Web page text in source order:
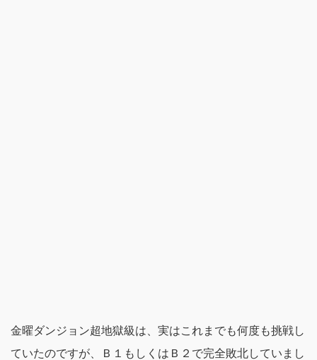
金曜ダンジョン超地獄級は、実はこれまでも何度も挑戦し
ていたのですが、Ｂ１もしくはＢ２で完全敗北していまし